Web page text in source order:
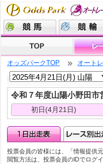
オッズパークTOP オート
令和７年度山陽小野田
初日(4月21日)
投票会員の皆様には、「情報提供
閲覧方法は、投票会員のIDでログ